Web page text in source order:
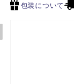
包装について